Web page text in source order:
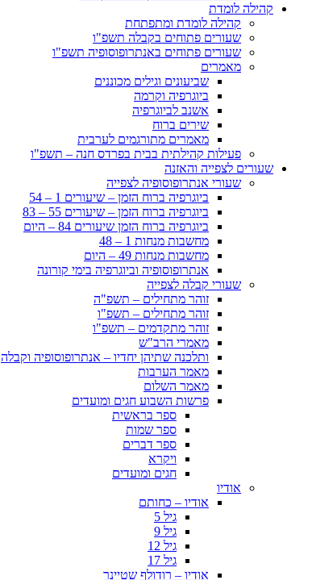
קהילה לומדת
קהילה לומדת ומתפתחת
שעורים פתוחים בקבלה תשפ"ו
שעורים פתוחים באנתרופוסופיה תשפ"ו
מאמרים
שביעונים וגילים מכוננים
ביוגרפיה וקרמה
אשנב לביוגרפיה
שירים ברוח
מאמרים מתורגמים לערבית
פעילות קהילתית בבית בפרדס חנה – תשפ"ו
שעורים לצפייה והאזנה
שעורי אנתרופוסופיה לצפייה
ביוגרפיה ברוח הזמן – שיעורים 1 – 54
ביוגרפיה ברוח הזמן – שיעורים 55 – 83
ביוגרפיה ברוח הזמן שיעורים 84 – היום
מחשבות מנחות 1 – 48
מחשבות מנחות 49 – היום
אנתרופוסופיה וביוגרפיה בימי קורונה
שעורי קבלה לצפייה
זוהר מתחילים – תשפ"ה
זוהר מתחילים – תשפ"ו
זוהר מתקדמים – תשפ"ו
מאמרי הרב"ש
ותלכנה שתיהן יחדיו – אנתרופוסופיה וקבלה
מאמר הערבות
מאמר השלום
פרשות השבוע חגים ומועדים
ספר בראשית
ספר שמות
ספר דברים
ויקרא
חגים ומועדים
אודיו
אודיו – כחותם
גיל 5
גיל 9
גיל 12
גיל 17
אודיו – רודולף שטיינר